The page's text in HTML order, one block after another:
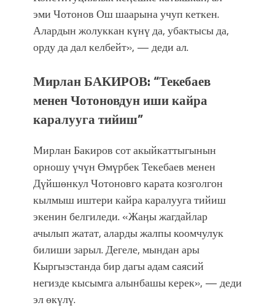
эми Чотонов Ош шаарына учуп кеткен.
Алардын жолуккан күнү да, убактысы да,
орду да дал келбейт», — деди ал.
Мирлан БАКИРОВ: “Текебаев
менен Чотоновдун иши кайра
каралууга тийиш”
Мирлан Бакиров сот акыйкаттыгынын
орношу үчүн Өмүрбек Текебаев менен
Дүйшөнкул Чотоновго карата козголгон
кылмыш иштери кайра каралууга тийиш
экенин белгиледи. «Жаӊы жагдайлар
ачылып жатат, аларды жалпы коомчулук
билиши зарыл. Дегеле, мындан ары
Кыргызстанда бир дагы адам саясий
негизде кысымга алынбашы керек», — деди
эл өкүлү.